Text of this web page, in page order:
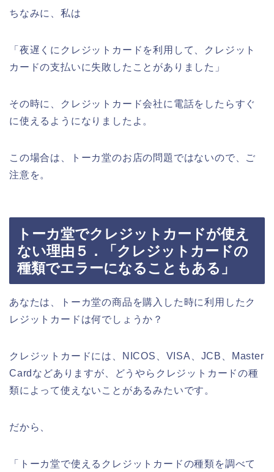
ちなみに、私は
「夜遅くにクレジットカードを利用して、クレジット
カードの支払いに失敗したことがありました」
その時に、クレジットカード会社に電話をしたらすぐ
に使えるようになりましたよ。
この場合は、トーカ堂のお店の問題ではないので、ご
注意を。
トーカ堂でクレジットカードが使え
ない理由５．「クレジットカードの
種類でエラーになることもある」
あなたは、トーカ堂の商品を購入した時に利用したク
レジットカードは何でしょうか？
クレジットカードには、NICOS、VISA、JCB、Master
Cardなどありますが、どうやらクレジットカードの種
類によって使えないことがあるみたいです。
だから、
「トーカ堂で使えるクレジットカードの種類を調べて